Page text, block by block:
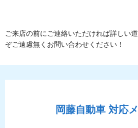
ご来店の前にご連絡いただければ詳しい
ぞご遠慮無くお問い合わせください！
岡藤自動車 対応